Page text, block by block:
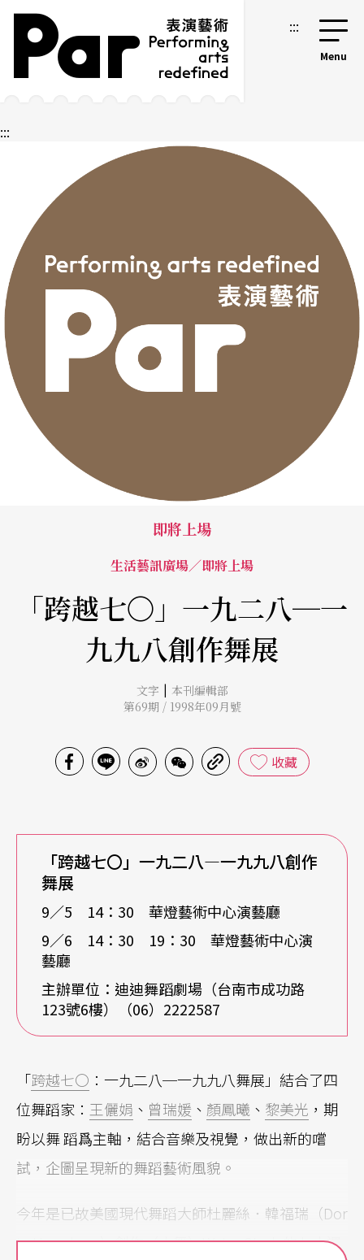
跳到主要內容區塊
網站導覽 :::
:::
即將上場
生活藝訊廣場／即將上場
「跨越七〇」一九二八─一
九九八創作舞展
文字 | 本刊編輯部
第69期 / 1998年09月號
收藏
「跨越七〇」一九二八—一九九八創作
舞展
9／5 14：30 華燈藝術中心演藝廳
9／6 14：30 19：30 華燈藝術中心演
藝廳
主辦單位：迪迪舞蹈劇場（台南市成功路
123號6樓）（06）2222587
「跨越七〇 ：一九二八─一九九八舞展」結合了四
位舞蹈家： 王儷娟 、 曾瑞媛 、 顏鳳曦 、 黎美光 ，期
盼以舞 蹈爲主軸，結合音樂及視覺，做出新的嚐
試，企圖呈現新的舞蹈藝術風貌。
今年是已故美國現代舞蹈大師杜麗絲．韓福瑞（Dor
is Hunphrey）創作〈水舞〉Water Study的七十週